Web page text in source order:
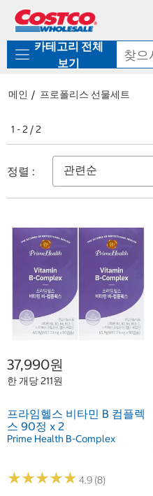
로
기
가
카테고리 전체
보기
메인 프로폴리스 선물세트
1 - 2 / 2
정렬 :
37,990원
한 개당 211원
프라임헬스 비타민 B 컴플렉
스 90정 x 2
Prime Health B-Complex
★★★★★
★★★★★ 4.9 (8)